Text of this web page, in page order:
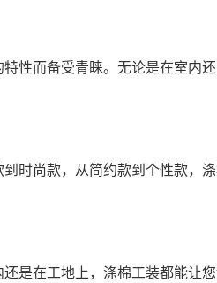
而备受青睐。无论是在室内
尚款，从简约款到个性款，
在工地上，涤棉工装都能让您